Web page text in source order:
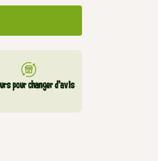
pour changer d’avis